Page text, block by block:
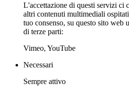
L'accettazione di questi servizi ci
altri contenuti multimediali
tuo consenso, su questo sito web
di terze parti:
Vimeo, YouTube
Necessari
Sempre attivo